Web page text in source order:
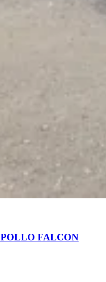
FALCON